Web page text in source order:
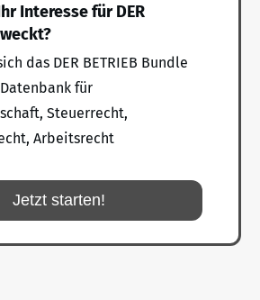
Interesse für DER
das DER BETRIEB Bundle
für
Steuerrecht,
Arbeitsrecht
Jetzt starten!